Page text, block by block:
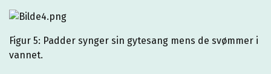
Figur 5: Padder synger sin gytesang mens de svømmer i
vannet.